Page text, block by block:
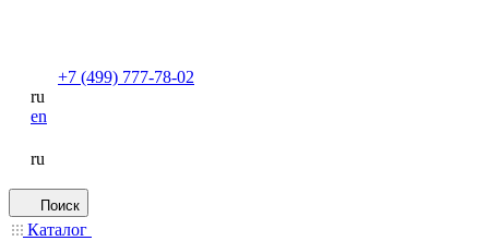
+7 (499) 777-78-02
ru
en
ru
Поиск
Каталог